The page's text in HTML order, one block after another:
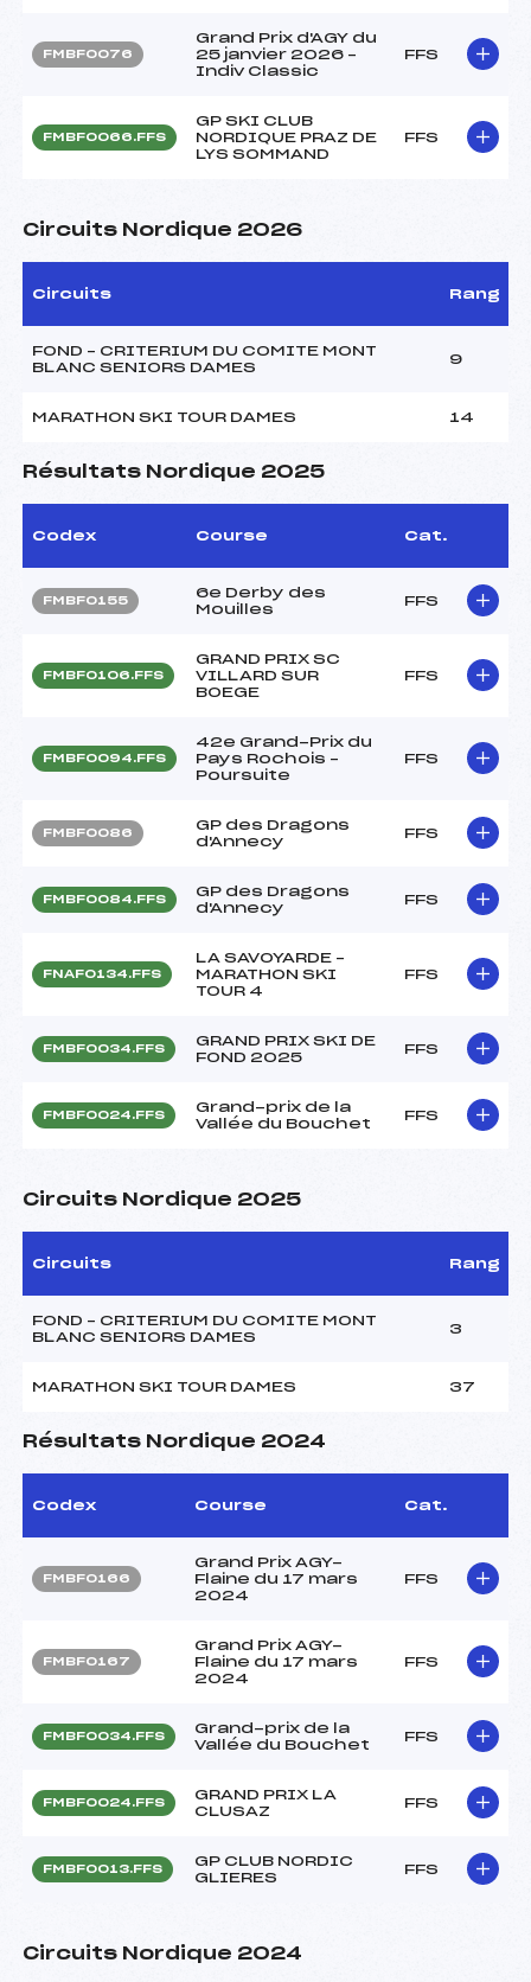
FMBF0076
Grand Prix d'AGY du
25 janvier 2026 –
Indiv Classic
FFS
FMBF0066.FFS
GP SKI CLUB
NORDIQUE PRAZ DE
LYS SOMMAND
FFS
Circuits Nordique 2026
Circuits Rang
FOND – CRITERIUM DU COMITE MONT
BLANC SENIORS DAMES
9
MARATHON SKI TOUR DAMES 14
Résultats Nordique 2025
Codex Course Cat.
FMBF0155
6e Derby des
Mouilles
FFS
FMBF0106.FFS
GRAND PRIX SC
VILLARD SUR
BOEGE
FFS
FMBF0094.FFS
42e Grand-Prix du
Pays Rochois –
Poursuite
FFS
FMBF0086
GP des Dragons
d'Annecy
FFS
FMBF0084.FFS
GP des Dragons
d'Annecy
FFS
FNAF0134.FFS
LA SAVOYARDE –
MARATHON SKI
TOUR 4
FFS
FMBF0034.FFS
GRAND PRIX SKI DE
FOND 2025
FFS
FMBF0024.FFS
Grand-prix de la
Vallée du Bouchet
FFS
Circuits Nordique 2025
Circuits Rang
FOND – CRITERIUM DU COMITE MONT
BLANC SENIORS DAMES
3
MARATHON SKI TOUR DAMES 37
Résultats Nordique 2024
Codex Course Cat.
FMBF0166
Grand Prix AGY-
Flaine du 17 mars
2024
FFS
FMBF0167
Grand Prix AGY-
Flaine du 17 mars
2024
FFS
FMBF0034.FFS
Grand-prix de la
Vallée du Bouchet
FFS
FMBF0024.FFS
GRAND PRIX LA
CLUSAZ
FFS
FMBF0013.FFS
GP CLUB NORDIC
GLIERES
FFS
Circuits Nordique 2024